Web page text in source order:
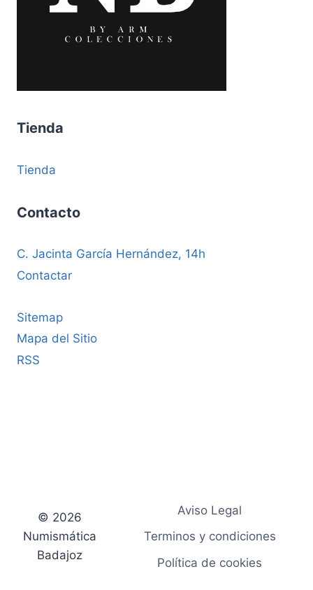
Tienda
Tienda
Contacto
C. Jacinta García Hernández, 14h
Contactar
Sitemap
Mapa del Sitio
RSS
© 2026
Numismática
Badajoz
Aviso Legal
Terminos y condiciones
Política de cookies